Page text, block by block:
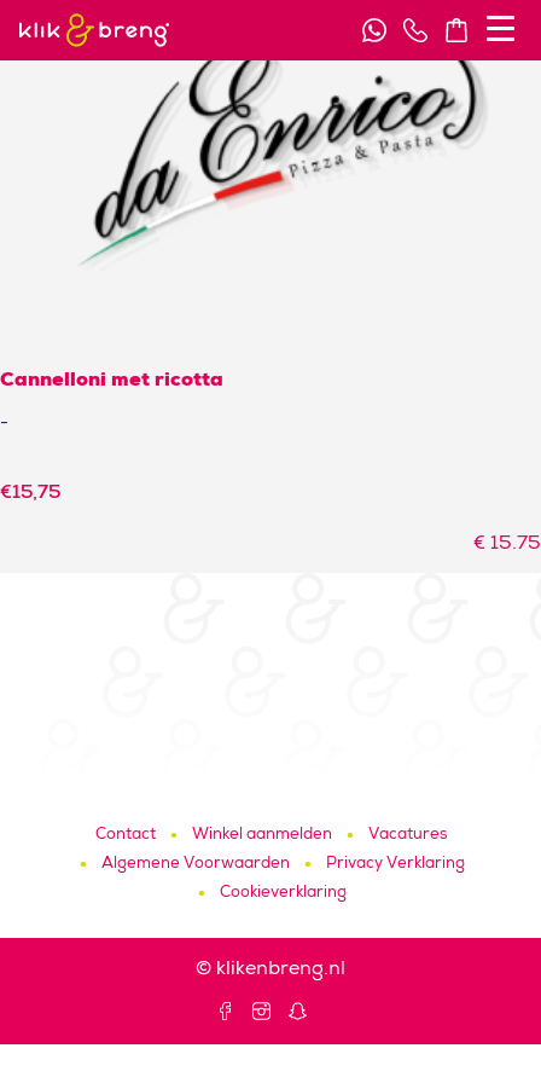
Cannelloni met ricotta
-
€15,75
€ 15.75
Contact Winkel aanmelden
Vacatures
Algemene Voorwaarden
Privacy Verklaring
Cookieverklaring
© klikenbreng.nl